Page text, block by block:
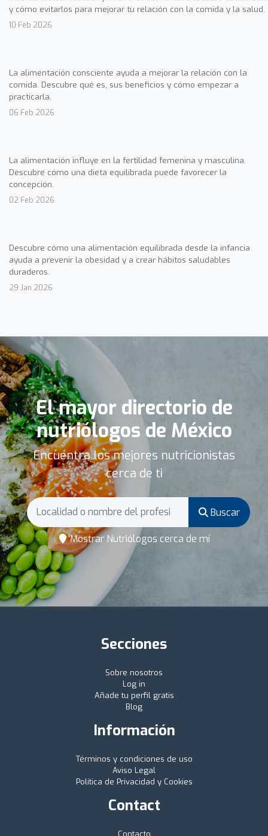
y cómo evitarlos para mejorar tu relación con la comida y la salud.
10 Feb 2026
La alimentación consciente ayuda a mejorar la relación con la
comida. Descubre qué es, sus beneficios y cómo empezar a
practicarla.
06 Feb 2026
La alimentación influye en la fertilidad femenina y masculina.
Descubre cómo una dieta equilibrada puede favorecer la
concepción.
02 Feb 2026
Descubre cómo una alimentación equilibrada desde la infancia
ayuda a prevenir la obesidad y a crear hábitos saludables
duraderos.
29 Jan 2026
El mayor directorio de
nutriólogos de México
Encuentra los mejores nutricionistas
cerca de ti
Buscar
Mostrar Nutriólogos cerca de mí
Secciones
Sobre nosotros
Log in
Añade tu perfil gratis
Blog
Información
Términos y condiciones de uso
Aviso Legal
Política de Privacidad y Cookies
Contact
Contacto